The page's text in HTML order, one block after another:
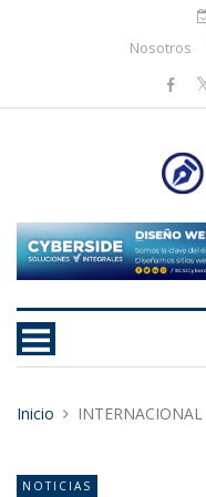
Nosotros
Inicio INTERNACIONAL
NOTICIAS